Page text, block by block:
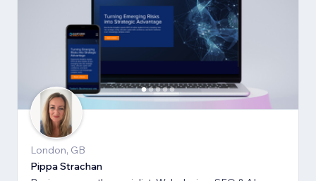
London, GB
Pippa Strachan